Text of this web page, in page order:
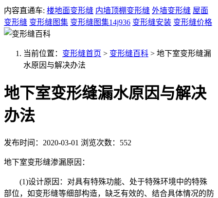
内容直通车: 楼地面变形缝 内墙顶棚变形缝 外墙变形缝 屋面
变形缝 变形缝图集 变形缝图集14j936 变形缝安装 变形缝价格
当前位置： 变形缝首页 > 变形缝百科 > 地下室变形缝漏
水原因与解决办法
地下室变形缝漏水原因与解决
办法
发布时间：2020-03-01 浏览次数：552
地下室变形缝渗漏原因：
(1)设计原因：对具有特殊功能、处于特殊环境中的特殊
部位，如变形缝等细部构造，缺乏有效的、结合具体情况的防